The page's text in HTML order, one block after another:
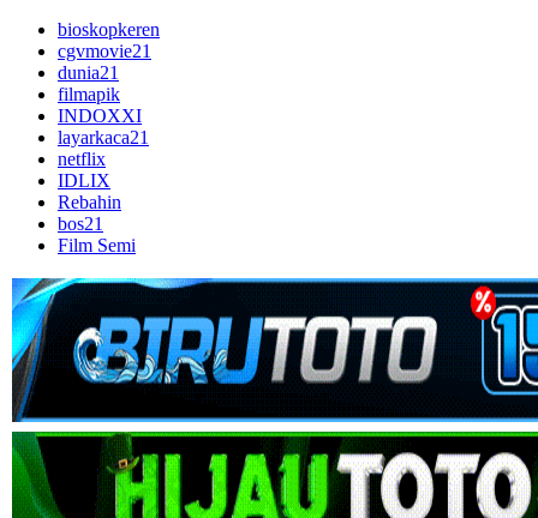
bioskopkeren
cgvmovie21
dunia21
filmapik
INDOXXI
layarkaca21
netflix
IDLIX
Rebahin
bos21
Film Semi